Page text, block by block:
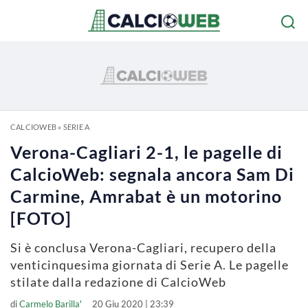
CALCIOWEB» SERIE A
Verona-Cagliari 2-1, le pagelle di
CalcioWeb: segnala ancora Sam Di
Carmine, Amrabat è un motorino
[FOTO]
Si è conclusa Verona-Cagliari, recupero della
venticinquesima giornata di Serie A. Le pagelle
stilate dalla redazione di CalcioWeb
diCarmelo Barilla' 20 Giu 2020 | 23:39